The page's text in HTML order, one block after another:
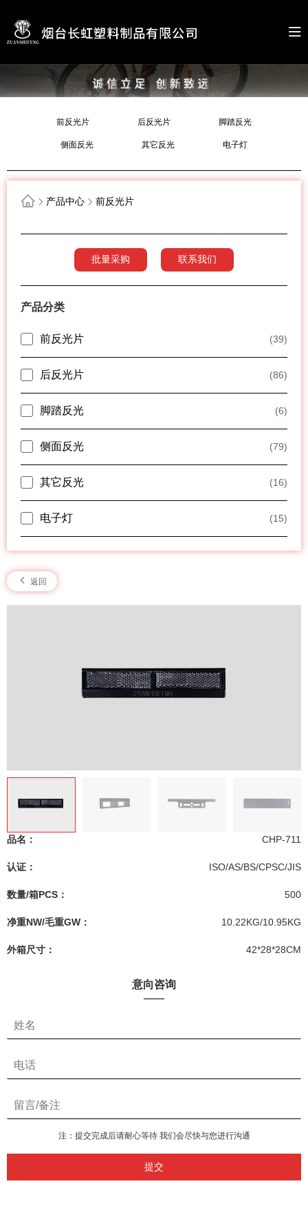
前反光片 后反光片 脚踏反光
侧面反光 其它反光 电子灯
产品中心 前反光片
批量采购 联系我们
产品分类
前反光片 (39)
后反光片 (86)
脚踏反光 (6)
侧面反光 (79)
其它反光 (16)
电子灯 (15)
返回
品名： CHP-711
认证： ISO/AS/BS/CPSC/JIS
数量/箱PCS： 500
净重NW/毛重GW： 10.22KG/10.95KG
外箱尺寸： 42*28*28CM
意向咨询
提交
注：提交完成后请耐心等待 我们会尽快与您进行沟通